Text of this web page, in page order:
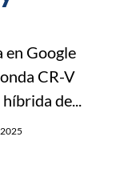
en Google
CR-V
de...